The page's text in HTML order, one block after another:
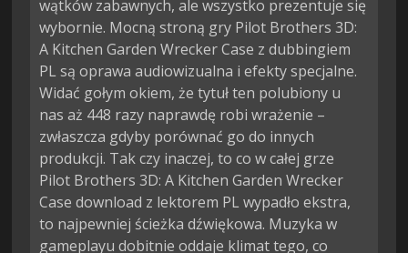
wątków zabawnych, ale wszystko prezentuje się
wybornie. Mocną stroną gry Pilot Brothers 3D:
A Kitchen Garden Wrecker Case z dubbingiem
PL są oprawa audiowizualna i efekty specjalne.
Widać gołym okiem, że tytuł ten polubiony u
nas aż 448 razy naprawdę robi wrażenie –
zwłaszcza gdyby porównać go do innych
produkcji. Tak czy inaczej, to co w całej grze
Pilot Brothers 3D: A Kitchen Garden Wrecker
Case download z lektorem PL wypadło ekstra,
to najpewniej ścieżka dźwiękowa. Muzyka w
gameplayu dobitnie oddaje klimat tego, co